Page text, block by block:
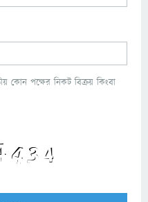
কোন পক্ষের নিকট বিক্রয় কিংবা